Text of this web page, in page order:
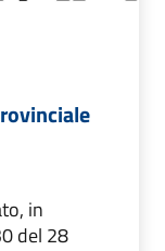
in
del 28